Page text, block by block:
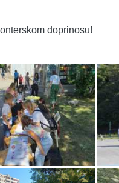
doprinosu!